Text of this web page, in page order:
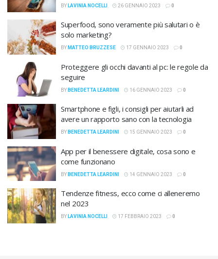
BY LAVINIA NOCELLI 26 GENNAIO 2023 0
Superfood, sono veramente più salutari o è
solo marketing?
BY MATTEO BRUZZESE 17 GENNAIO 2023 0
Proteggere gli occhi davanti al pc: le regole da
seguire
BY BENEDETTA LEARDINI 16 GENNAIO 2023 0
Smartphone e figli, i consigli per aiutarli ad
avere un rapporto sano con la tecnologia
BY BENEDETTA LEARDINI 15 GENNAIO 2023 0
App per il benessere digitale, cosa sono e
come funzionano
BY BENEDETTA LEARDINI 14 GENNAIO 2023 0
Tendenze fitness, ecco come ci alleneremo
nel 2023
BY LAVINIA NOCELLI 17 FEBBRAIO 2023 0